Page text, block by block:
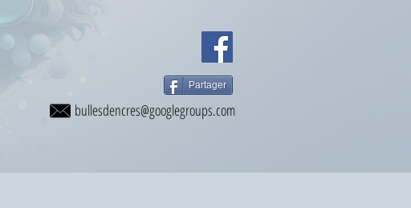
bullesdencres@googlegroups.com
Partager